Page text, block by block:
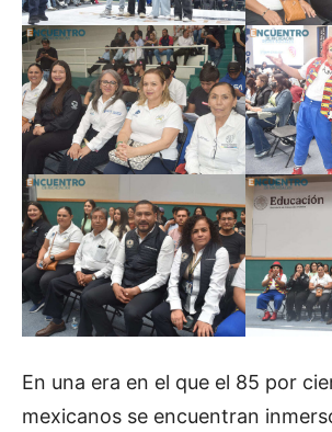
En una era en el que el 85 por
mexicanos se encuentran